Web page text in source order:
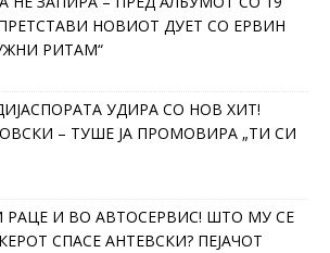
НОВИОТ ДУЕТ СО ЕРВИН
РИТАМ“
УДИРА СО НОВ ХИТ!
– ТУШЕ ЈА ПРОМОВИРА „ТИ СИ
РАЦЕ И ВО АВТОСЕРВИС! ШТО МУ СЕ
СПАСЕ АНТЕВСКИ? ПЕЈАЧОТ